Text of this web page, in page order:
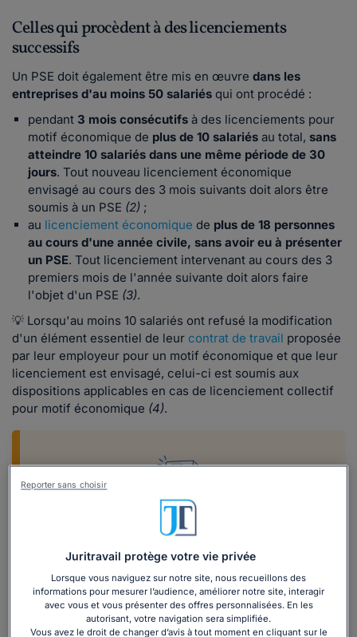
Celles qui procèdent à des licenciements
successifs
Un PSE doit également être mis en œuvre dans les
entreprises d'au moins 50 salariés qui ont procédé :
pendant 3 mois consécutifs à des licenciements pour
motif économique de plus de 10 salariés au total, sans
atteindre 10 salariés dans une même période de 30
jours. Tout nouveau licenciement économique
envisagé au cours des 3 mois suivants doit alors être
soumis à un PSE (2) ;
au licenciement économique de plus de 18 personnes
au cours d'une année civile, sans avoir eu à présenter
un PSE. Tout licenciement intervenant au cours des 3
premiers mois de l'année suivante doit alors faire
l'objet d'un PSE (3).
💡 Lorsqu'au moins 10 salariés ont refusé la modification
d'un élément essentiel de leur contrat de travail proposée
par leur employeur pour un motif économique et que leur
licenciement est envisagé, celui-ci est soumis aux
dispositions applicables en cas de licenciement collectif
pour motif économique (4).
Savoir mettre en place un PSE grâce à
notre dossier
Découvrez, grâce à notre dossier complet,
tout ce qu'il faut savoir sur le plan de
sauvegarde de l'emploi (procédure, étapes de
mise en place, etc.).
Juritravail protège votre vie privée
Lorsque vous naviguez sur notre site, nous recueillons des
informations pour mesurer l’audience, améliorer notre site, interagir
avec vous et vous présenter des offres personnalisées. En les
autorisant, votre navigation sera simplifiée.
Vous avez le droit de changer d’avis à tout moment en cliquant sur le
Reporter sans choisir